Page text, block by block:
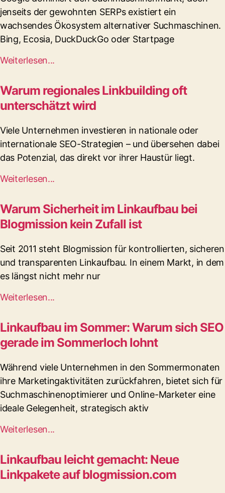
jenseits der gewohnten SERPs existiert ein
wachsendes Ökosystem alternativer Suchmaschinen.
Bing, Ecosia, DuckDuckGo oder Startpage
Weiterlesen...
Warum regionales Linkbuilding oft
unterschätzt wird
Viele Unternehmen investieren in nationale oder
internationale SEO-Strategien – und übersehen dabei
das Potenzial, das direkt vor ihrer Haustür liegt.
Weiterlesen...
Warum Sicherheit im Linkaufbau bei
Blogmission kein Zufall ist
Seit 2011 steht Blogmission für kontrollierten, sicheren
und transparenten Linkaufbau. In einem Markt, in dem
es längst nicht mehr nur
Weiterlesen...
Linkaufbau im Sommer: Warum sich SEO
gerade im Sommerloch lohnt
Während viele Unternehmen in den Sommermonaten
ihre Marketingaktivitäten zurückfahren, bietet sich für
Suchmaschinenoptimierer und Online-Marketer eine
ideale Gelegenheit, strategisch aktiv
Weiterlesen...
Linkaufbau leicht gemacht: Neue
Linkpakete auf blogmission.com